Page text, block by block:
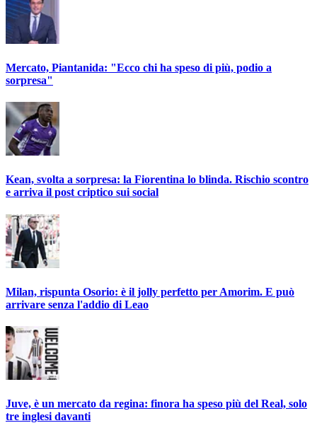
Mercato, Piantanida: "Ecco chi ha speso di più, podio a
sorpresa"
Kean, svolta a sorpresa: la Fiorentina lo blinda. Rischio scontro
e arriva il post criptico sui social
Milan, rispunta Osorio: è il jolly perfetto per Amorim. E può
arrivare senza l'addio di Leao
Juve, è un mercato da regina: finora ha speso più del Real, solo
tre inglesi davanti